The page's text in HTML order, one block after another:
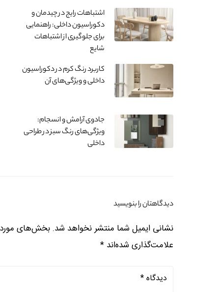
اشتباهات رایج در چیدمان و
دکوراسیون داخلی: راهنمایی
برای جلوگیری از اشتباهات
شایع
کاربرد رنگ کرم در دکوراسیون
داخلی و ویژگی‌های آن
جادوی آرامش و انسجام:
ویژگی‌های رنگ سبز در طراحی
داخلی
دیدگاهتان را بنویسید
نشانی ایمیل شما منتشر نخواهد شد. بخش‌های
علامت‌گذاری شده‌اند *